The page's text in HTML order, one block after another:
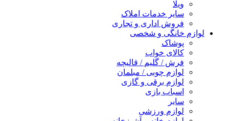
ویلا
سایر خدمات املاک
فروش اداری و تجاری
لوازم خانگی و شخصی
پوشاک
کالای خواب
فرش / گلیم / قالیچه
لوازم چوبی / مبلمان
لوازم برقی و گازی
اسباب بازی
سایر
لوازم ورزشی